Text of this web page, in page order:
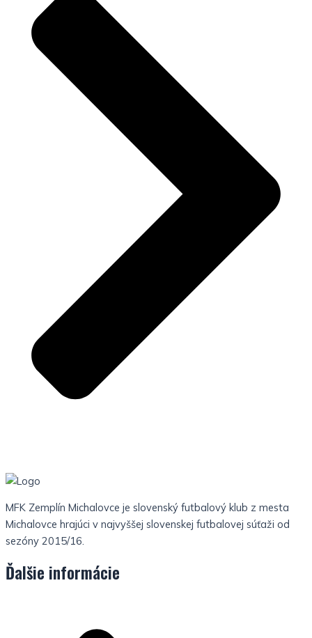
MFK Zemplín Michalovce je slovenský futbalový klub z mesta
Michalovce hrajúci v najvyššej slovenskej futbalovej súťaži od
sezóny 2015/16.
Ďalšie informácie